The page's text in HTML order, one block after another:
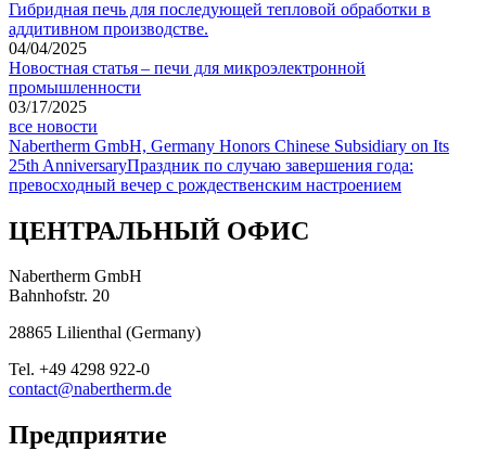
Гибридная печь для последующей тепловой обработки в
аддитивном производстве.
04/04/2025
Новостная статья – печи для микроэлектронной
промышленности
03/17/2025
все новости
Nabertherm GmbH, Germany Honors Chinese Subsidiary on Its
25th AnniversaryПраздник по случаю завершения года:
превосходный вечер с рождественским настроением
ЦЕНТРАЛЬНЫЙ ОФИС
Nabertherm GmbH
Bahnhofstr. 20
28865 Lilienthal (Germany)
Tel. +49 4298 922-0
contact@nabertherm.de
Предприятие